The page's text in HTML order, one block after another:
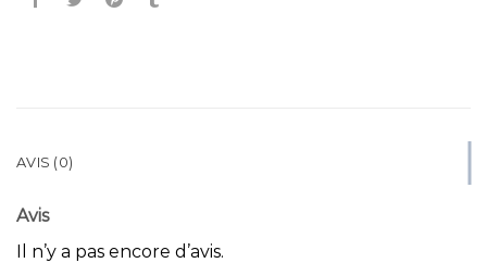
AVIS (0)
Avis
Il n’y a pas encore d’avis.